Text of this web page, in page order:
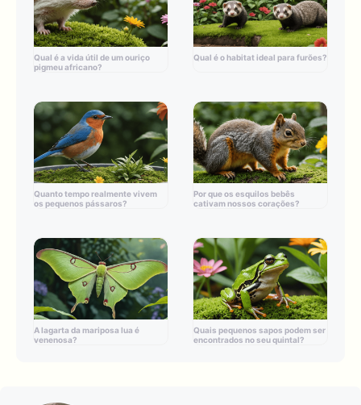
Qual é a vida útil de um ouriço
pigmeu africano?
Qual é o habitat ideal para furões?
Quanto tempo realmente vivem
os pequenos pássaros?
Por que os esquilos bebês
cativam nossos corações?
A lagarta da mariposa lua é
venenosa?
Quais pequenos sapos podem ser
encontrados no seu quintal?